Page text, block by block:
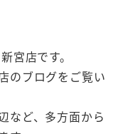
宮店です。
のブログをご覧い
など、多方面から